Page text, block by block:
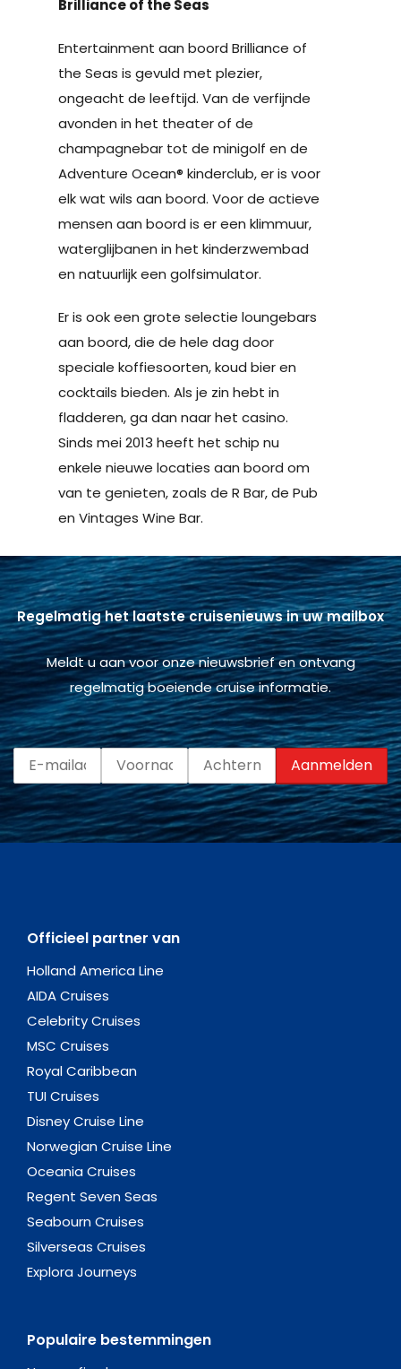
Brilliance of the Seas
Entertainment aan boord Brilliance of
the Seas is gevuld met plezier,
ongeacht de leeftijd. Van de verfijnde
avonden in het theater of de
champagnebar tot de minigolf en de
Adventure Ocean® kinderclub, er is voor
elk wat wils aan boord. Voor de actieve
mensen aan boord is er een klimmuur,
waterglijbanen in het kinderzwembad
en natuurlijk een golfsimulator.
Er is ook een grote selectie loungebars
aan boord, die de hele dag door
speciale koffiesoorten, koud bier en
cocktails bieden. Als je zin hebt in
fladderen, ga dan naar het casino.
Sinds mei 2013 heeft het schip nu
enkele nieuwe locaties aan boord om
van te genieten, zoals de R Bar, de Pub
en Vintages Wine Bar.
Regelmatig het laatste cruisenieuws in uw mailbox
Meldt u aan voor onze nieuwsbrief en ontvang
regelmatig boeiende cruise informatie.
Officieel partner van
Holland America Line
AIDA Cruises
Celebrity Cruises
MSC Cruises
Royal Caribbean
TUI Cruises
Disney Cruise Line
Norwegian Cruise Line
Oceania Cruises
Regent Seven Seas
Seabourn Cruises
Silverseas Cruises
Explora Journeys
Populaire bestemmingen